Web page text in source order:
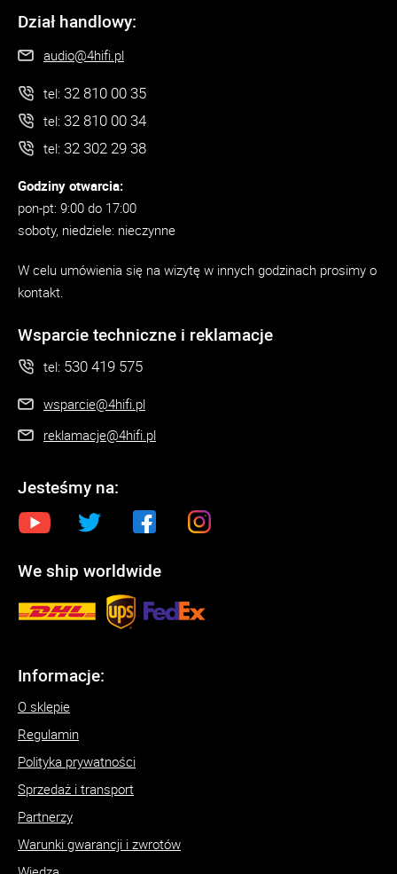
Dział handlowy:
audio@4hifi.pl
tel: 32 810 00 35
tel: 32 810 00 34
tel: 32 302 29 38
Godziny otwarcia:
pon-pt: 9:00 do 17:00
soboty, niedziele: nieczynne
W celu umówienia się na wizytę w innych godzinach prosimy o
kontakt.
Wsparcie techniczne i reklamacje
tel: 530 419 575
wsparcie@4hifi.pl
reklamacje@4hifi.pl
Jesteśmy na:
We ship worldwide
Informacje:
O sklepie
Regulamin
Polityka prywatności
Sprzedaż i transport
Partnerzy
Warunki gwarancji i zwrotów